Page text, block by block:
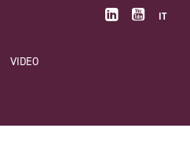
IT
VIDEO